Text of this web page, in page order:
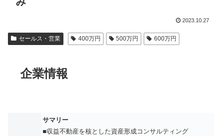
2023.10.27
セールス・営業 400万円 500万円 600万円
企業情報
サマリー
■収益不動産を核とした資産形成コンサルティング